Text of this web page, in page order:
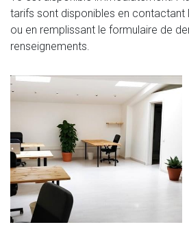
tarifs sont disponibles en contactant
ou en remplissant le formulaire de
renseignements.